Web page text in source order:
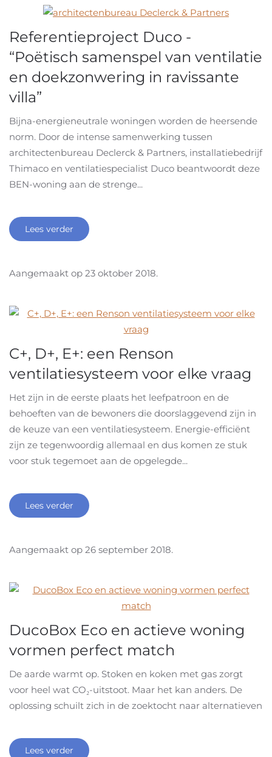
Referentieproject Duco -
“Poëtisch samenspel van ventilatie
en doekzonwering in ravissante
villa”
Bijna-energieneutrale woningen worden de heersende
norm. Door de intense samenwerking tussen
architectenbureau Declerck & Partners, installatiebedrijf
Thimaco en ventilatiespecialist Duco beantwoordt deze
BEN-woning aan de strenge...
Lees verder
Aangemaakt op 23 oktober 2018.
C+, D+, E+: een Renson
ventilatiesysteem voor elke vraag
Het zijn in de eerste plaats het leefpatroon en de
behoeften van de bewoners die doorslaggevend zijn in
de keuze van een ventilatiesysteem. Energie-efficiënt
zijn ze tegenwoordig allemaal en dus komen ze stuk
voor stuk tegemoet aan de opgelegde...
Lees verder
Aangemaakt op 26 september 2018.
DucoBox Eco en actieve woning
vormen perfect match
De aarde warmt op. Stoken en koken met gas zorgt
voor heel wat CO₂-uitstoot. Maar het kan anders. De
oplossing schuilt zich in de zoektocht naar alternatieven
Lees verder